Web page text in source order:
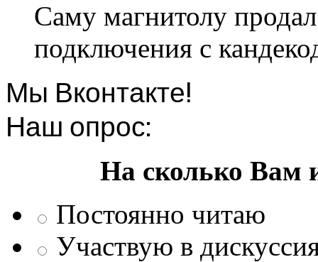
Саму магнитолу
подключения с
Мы Вконтакте!
Наш опрос:
На сколько Вам
Постоянно читаю
Участвую в